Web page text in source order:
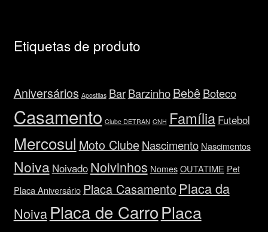
Etiquetas de produto
Aniversários Apostilas Bar Barzinho Bebê Boteco
Casamento Clube DETRAN CNH Família Futebol
Mercosul Moto Clube Nascimento Nascimentos
Noiva Noivado Noivinhos Nomes OUTATIME Pet
Placa Aniversário Placa Casamento Placa da
Noiva Placa de CarroPlaca